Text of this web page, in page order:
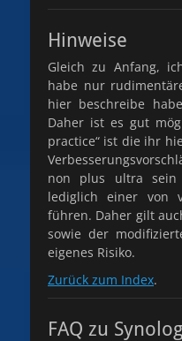
Hinweise
Gleich zu Anfang,
habe nur
hier beschreibe
Daher ist es gut
practice“ ist die ihr
non plus ultra sein
lediglich einer von
führen. Daher gilt
sowie der
eigenes Risiko.
Zurück zum Index.
FAQ zu